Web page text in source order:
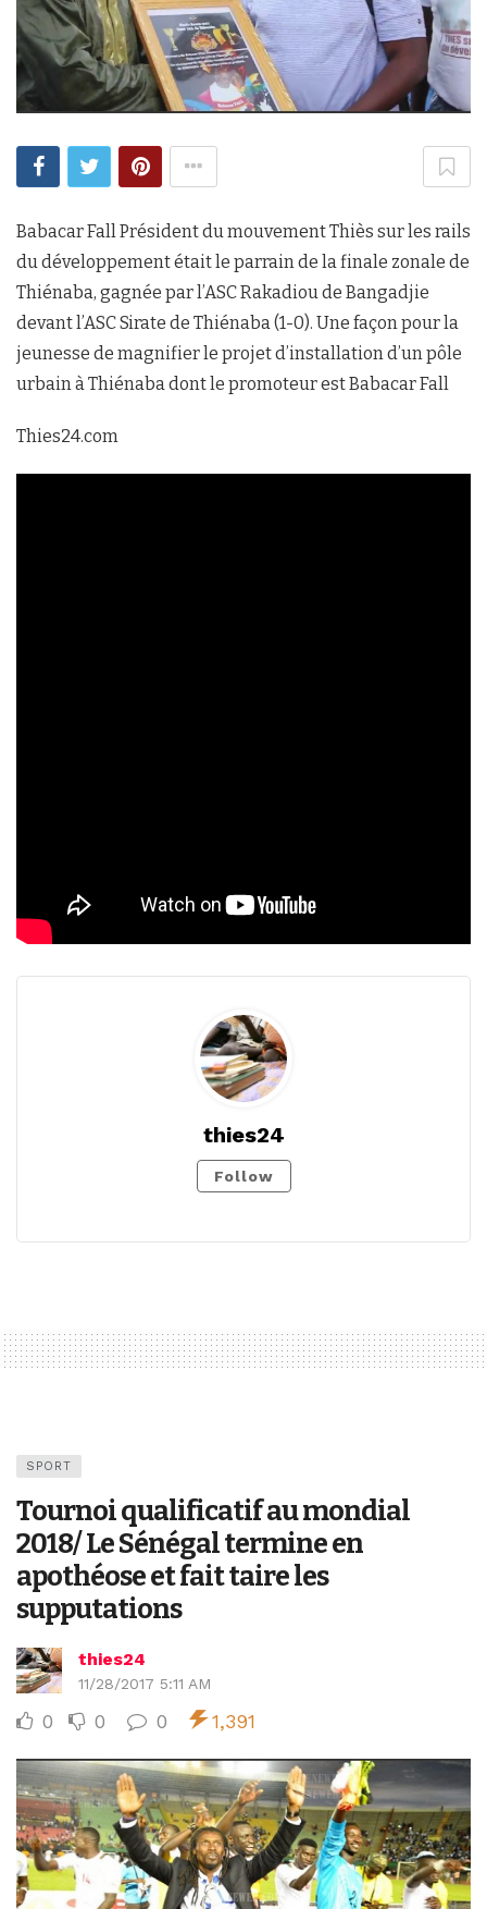
Babacar Fall Président du mouvement Thiès sur les rails
du développement était le parrain de la finale zonale de
Thiénaba, gagnée par l’ASC Rakadiou de Bangadjie
devant l’ASC Sirate de Thiénaba (1-0). Une façon pour la
jeunesse de magnifier le projet d’installation d’un pôle
urbain à Thiénaba dont le promoteur est Babacar Fall
Thies24.com
thies24
Follow
SPORT
Tournoi qualificatif au mondial
2018/ Le Sénégal termine en
apothéose et fait taire les
supputations
thies24
11/28/2017 5:11 AM
0 0 0 1,391